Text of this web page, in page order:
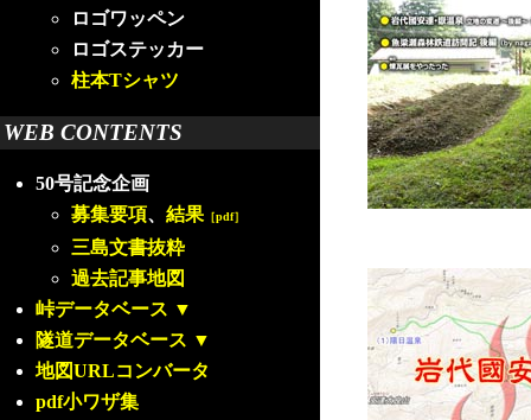
ロゴワッペン
ロゴステッカー
柱本Tシャツ
WEB CONTENTS
50号記念企画
募集要項、 結果 ［pdf］
三島文書抜粋
過去記事地図
峠データベース ▼
隧道データベース ▼
地図URLコンバータ
pdf小ワザ集